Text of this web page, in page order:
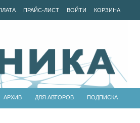
ПРАЙС-ЛИСТ ВОЙТИ КОРЗИНА
АРХИВ ДЛЯ АВТОРОВ ПОДПИСКА